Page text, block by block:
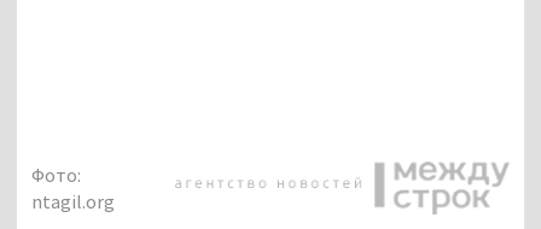
Фото:
ntagil.org